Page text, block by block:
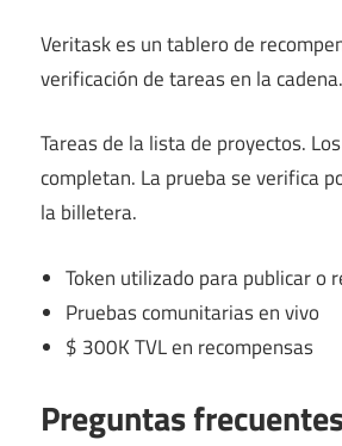
Veritask es un tablero de
verificación de tareas en la cadena.
Tareas de la lista de proyectos.
completan. La prueba se verifica
la billetera.
Token utilizado para publicar o
Pruebas comunitarias en vivo
$ 300K TVL en recompensas
Preguntas